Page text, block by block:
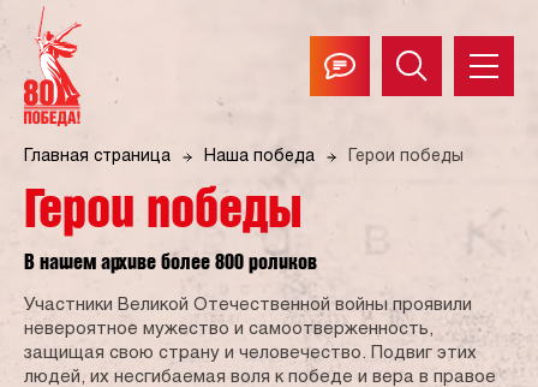
Главная страница Наша победа Герои победы
Герои победы
В нашем архиве более 800 роликов
Участники Великой Отечественной войны проявили
невероятное мужество и самоотверженность,
защищая свою страну и человечество. Подвиг этих
людей, их несгибаемая воля к победе и вера в правое